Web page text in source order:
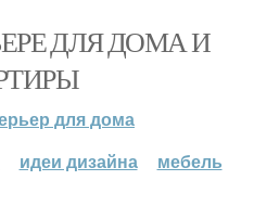
ДЛЯ ДОМА И
для дома
идеи дизайна мебель